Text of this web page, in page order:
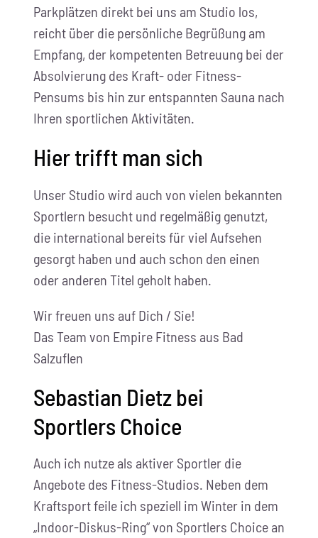
Parkplätzen direkt bei uns am Studio los,
reicht über die persönliche Begrüßung am
Empfang, der kompetenten Betreuung bei der
Absolvierung des Kraft- oder Fitness-
Pensums bis hin zur entspannten Sauna nach
Ihren sportlichen Aktivitäten.
Hier trifft man sich
Unser Studio wird auch von vielen bekannten
Sportlern besucht und regelmäßig genutzt,
die international bereits für viel Aufsehen
gesorgt haben und auch schon den einen
oder anderen Titel geholt haben.
Wir freuen uns auf Dich / Sie!
Das Team von Empire Fitness aus Bad
Salzuflen
Sebastian Dietz bei
Sportlers Choice
Auch ich nutze als aktiver Sportler die
Angebote des Fitness-Studios. Neben dem
Kraftsport feile ich speziell im Winter in dem
„Indoor-Diskus-Ring“ von Sportlers Choice an